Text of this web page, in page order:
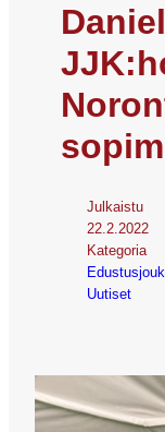
Julkaistu
22.2.2022
Kategoria
Uutiset